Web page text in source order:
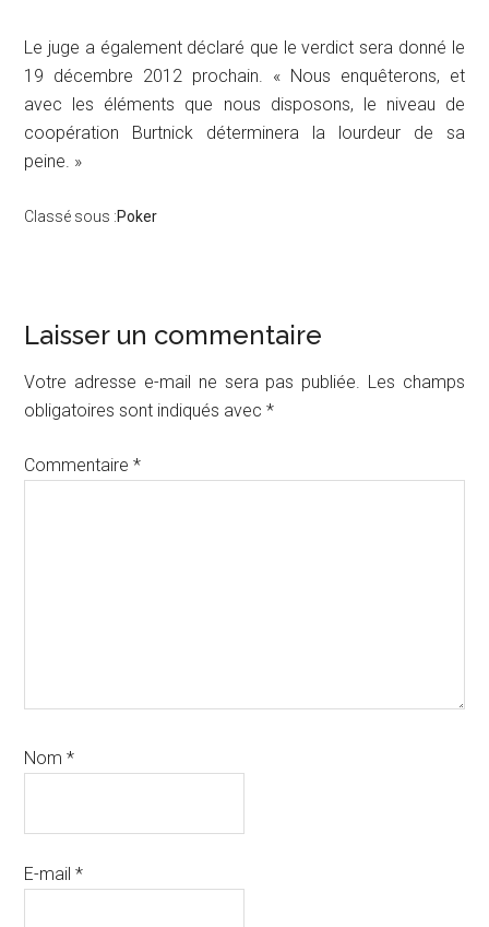
Le juge a également déclaré que le verdict sera donné le
19 décembre 2012 prochain. « Nous enquêterons, et
avec les éléments que nous disposons, le niveau de
coopération Burtnick déterminera la lourdeur de sa
peine. »
Classé sous :Poker
Interactions
du
lecteur
Laisser un commentaire
Votre adresse e-mail ne sera pas publiée. Les champs
obligatoires sont indiqués avec*
Commentaire*
Nom*
E-mail*